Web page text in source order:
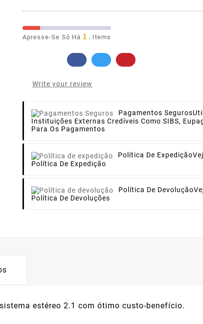
Apresse-Se Só Há 1 . Items
Write your review
Pagamentos Seguros
Instituições Externas Credíveis Como SIBS,
Para Os Pagamentos
Política De Expedição
Política De Expedição
Política De Devolução
Política De Devoluções
estéreo 2.1 com ótimo custo-benefício.